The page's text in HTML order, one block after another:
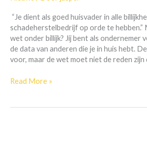
“Je dient als goed huisvader in alle
schadeherstelbedrijf op orde te
wet onder billijk? Jij bent als ondernemer
de data van anderen die je in huis hebt.
voor, maar de wet moet niet de reden zijn
bedreigingen
Read More »